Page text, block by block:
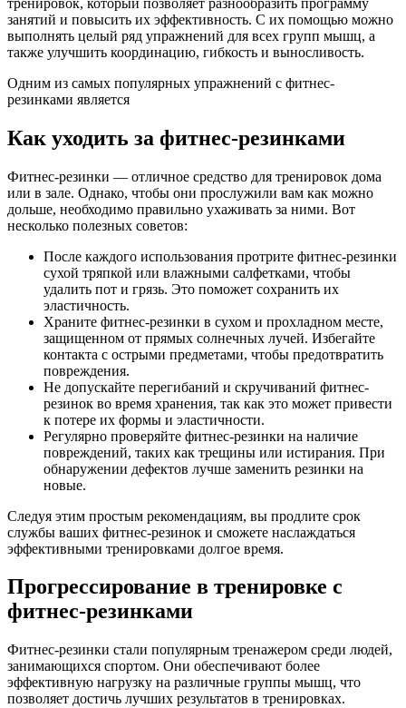
занятий и повысить их эффективность. С их помощью можно
выполнять целый ряд упражнений для всех групп мышц, а
также улучшить координацию, гибкость и выносливость.
Одним из самых популярных упражнений с фитнес-
резинками является
Как уходить за фитнес-резинками
Фитнес-резинки — отличное средство для тренировок дома
или в зале. Однако, чтобы они прослужили вам как можно
дольше, необходимо правильно ухаживать за ними. Вот
несколько полезных советов:
После каждого использования протрите фитнес-резинки
сухой тряпкой или влажными салфетками, чтобы
удалить пот и грязь. Это поможет сохранить их
эластичность.
Храните фитнес-резинки в сухом и прохладном месте,
защищенном от прямых солнечных лучей. Избегайте
контакта с острыми предметами, чтобы предотвратить
повреждения.
Не допускайте перегибаний и скручиваний фитнес-
резинок во время хранения, так как это может привести
к потере их формы и эластичности.
Регулярно проверяйте фитнес-резинки на наличие
повреждений, таких как трещины или истирания. При
обнаружении дефектов лучше заменить резинки на
новые.
Следуя этим простым рекомендациям, вы продлите срок
службы ваших фитнес-резинок и сможете наслаждаться
эффективными тренировками долгое время.
Прогрессирование в тренировке с
фитнес-резинками
Фитнес-резинки стали популярным тренажером среди людей,
занимающихся спортом. Они обеспечивают более
эффективную нагрузку на различные группы мышц, что
позволяет достичь лучших результатов в тренировках.